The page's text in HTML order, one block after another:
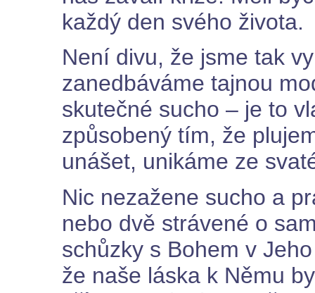
každý den svého života.
Není divu, že jsme tak
zanedbáváme tajnou
skutečné sucho – je to
způsobený tím, že
unášet, unikáme ze
Nic nezažene sucho a
nebo dvě strávené o
schůzky s Bohem v
že naše láska k Němu